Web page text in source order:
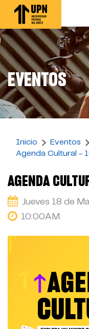
Pasar
contenido
principal
EVENTOS
Inicio
Eventos
Agenda Cultural -
AGENDA
Jueves 18 de
10:00AM